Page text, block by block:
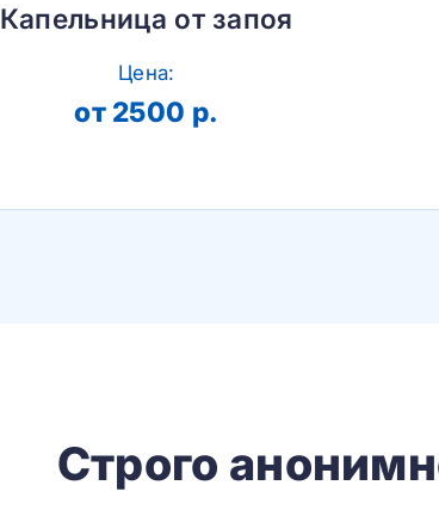
Капельница от запоя
Цена:
от 2500 р.
Строго